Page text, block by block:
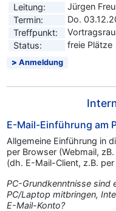
Leitung:
Jürgen
Termin:
Do.
Treffpunkt:
Status:
freie Plätze
Anmeldung
E-Mail-Einführung am
Allgemeine Einführung in
per Browser (Webmail,
(dh. E-Mail-Client, z.B.
PC-Grundkenntnisse sind
PC/Laptop mitbringen,
E-Mail-Konto?